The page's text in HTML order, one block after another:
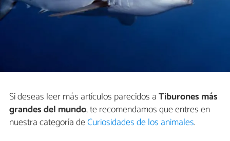
Si deseas leer más artículos parecidos aTiburones más
grandes del mundo, te recomendamos que entres en
nuestra categoría deCuriosidades de los animales.